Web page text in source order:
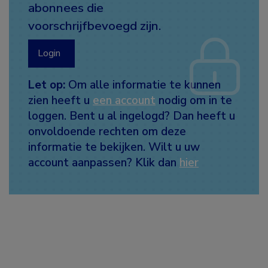
abonnees die
voorschrijfbevoegd zijn.
Login
Let op: Om alle informatie te kunnen
zien heeft u een account nodig om in te
loggen. Bent u al ingelogd? Dan heeft u
onvoldoende rechten om deze
informatie te bekijken. Wilt u uw
account aanpassen? Klik dan hier